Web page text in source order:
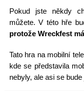
Pokud jste někdy
můžete. V této hře
protože Wreckfest
Tato hra na mobilní
kde se představila
nebyly, ale asi se